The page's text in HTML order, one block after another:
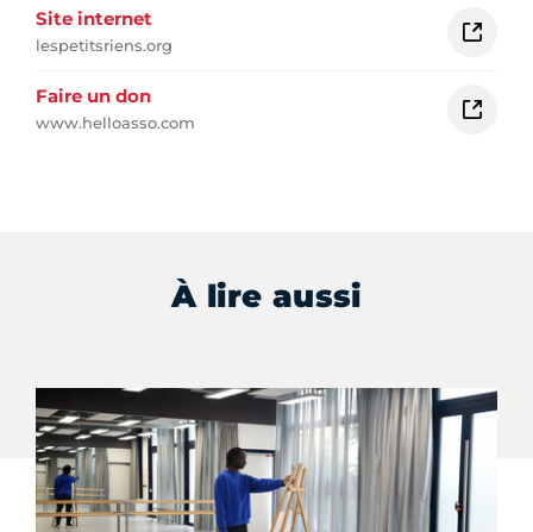
Site internet
lespetitsriens.org
Faire un don
www.helloasso.com
À lire aussi